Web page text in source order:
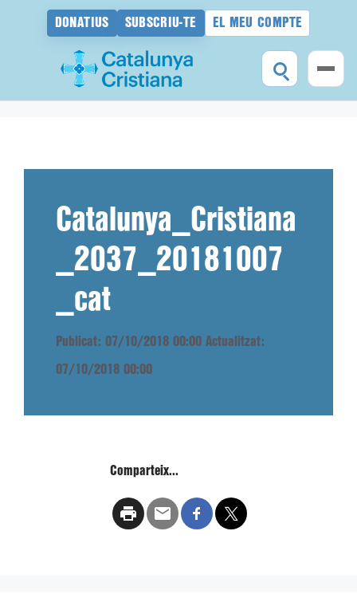
DONATIUS SUBSCRIU-TE EL MEU COMPTE
Catalunya_Cristiana
_2037_20181007
_cat
Publicat: 07/10/2018 00:00 Actualitzat:
07/10/2018 00:00
Comparteix...